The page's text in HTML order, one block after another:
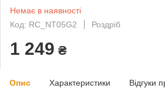
Немає в наявності
Код: RC_NT05G2
Роздріб
1 249 ₴
Опис Характеристики Відгуки